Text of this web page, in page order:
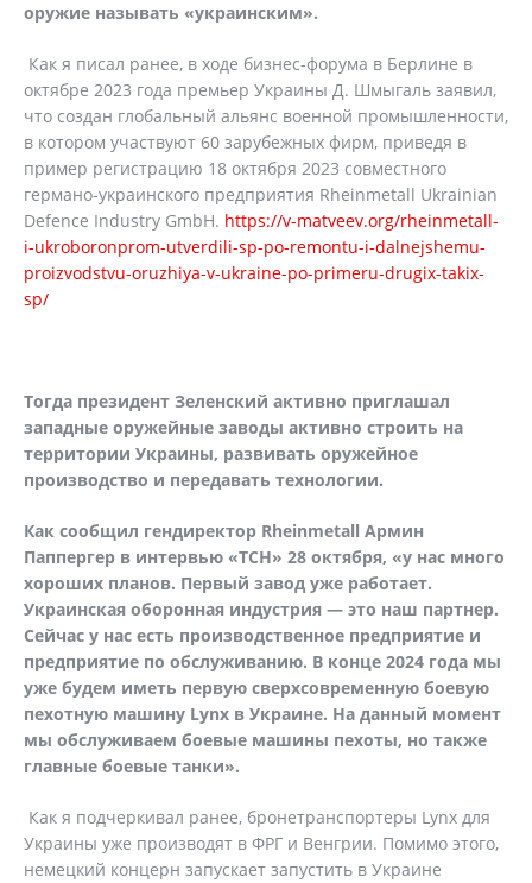
оружие называть «украинским».
Как я писал ранее, в ходе бизнес-форума в Берлине в
октябре 2023 года премьер Украины Д. Шмыгаль заявил,
что создан глобальный альянс военной промышленности,
в котором участвуют 60 зарубежных фирм, приведя в
пример регистрацию 18 октября 2023 совместного
германо-украинского предприятия Rheinmetall Ukrainian
Defence Industry GmbH. https://v-matveev.org/rheinmetall-
i-ukroboronprom-utverdili-sp-po-remontu-i-dalnejshemu-
proizvodstvu-oruzhiya-v-ukraine-po-primeru-drugix-takix-
sp/
Тогда президент Зеленский активно приглашал
западные оружейные заводы активно строить на
территории Украины, развивать оружейное
производство и передавать технологии.
Как сообщил гендиректор Rheinmetall Армин
Паппергер в интервью «ТСН» 28 октября, «у нас много
хороших планов. Первый завод уже работает.
Украинская оборонная индустрия — это наш партнер.
Сейчас у нас есть производственное предприятие и
предприятие по обслуживанию. В конце 2024 года мы
уже будем иметь первую сверхсовременную боевую
пехотную машину Lynx в Украине. На данный момент
мы обслуживаем боевые машины пехоты, но также
главные боевые танки».
Как я подчеркивал ранее, бронетранспортеры Lynx для
Украины уже производят в ФРГ и Венгрии. Помимо этого,
немецкий концерн запускает запустить в Украине